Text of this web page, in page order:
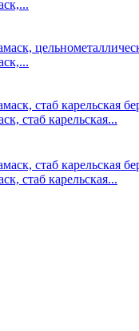
стаб карельская...
стаб карельская...